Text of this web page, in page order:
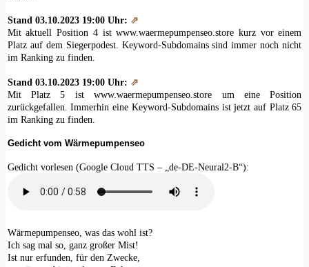
Stand 03.10.2023 19:00 Uhr: ⇗
Mit aktuell Position 4 ist www.waermepumpenseo.store kurz vor einem
Platz auf dem Siegerpodest. Keyword-Subdomains sind immer noch nicht
im Ranking zu finden.
Stand 03.10.2023 19:00 Uhr: ⇗
Mit Platz 5 ist www.waermepumpenseo.store um eine Position
zurückgefallen. Immerhin eine Keyword-Subdomains ist jetzt auf Platz 65
im Ranking zu finden.
Gedicht vom Wärmepumpenseo
Gedicht vorlesen (Google Cloud TTS – „de-DE-Neural2-B“):
Wärmepumpenseo, was das wohl ist?
Ich sag mal so, ganz großer Mist!
Ist nur erfunden, für den Zwecke,